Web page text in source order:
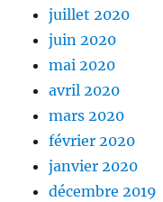
juillet 2020
juin 2020
mai 2020
avril 2020
mars 2020
février 2020
janvier 2020
décembre 2019